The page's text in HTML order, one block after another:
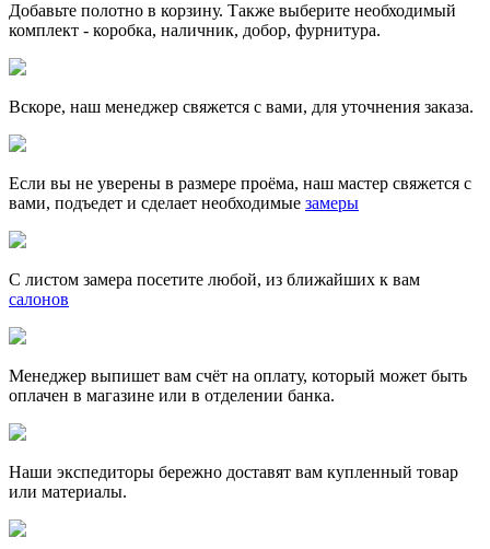
Добавьте полотно в корзину. Также выберите необходимый
комплект - коробка, наличник, добор, фурнитура.
Вскоре, наш менеджер свяжется с вами, для уточнения заказа.
Если вы не уверены в размере проёма, наш мастер свяжется с
вами, подъедет и сделает необходимые замеры
С листом замера посетите любой, из ближайших к вам
салонов
Менеджер выпишет вам счёт на оплату, который может быть
оплачен в магазине или в отделении банка.
Наши экспедиторы бережно доставят вам купленный товар
или материалы.